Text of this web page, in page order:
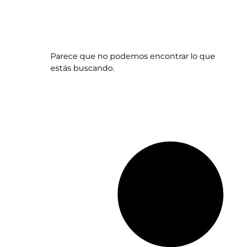
Parece que no podemos encontrar lo que
estás buscando.